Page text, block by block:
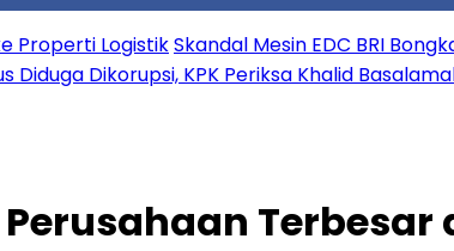
Properti LogistikSkandal Mesin EDC BRI
Diduga Dikorupsi, KPK Periksa Khalid
Terbesar